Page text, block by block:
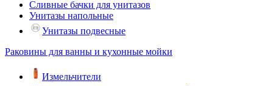
Сливные бачки для унитазов
Унитазы напольные
Унитазы подвесные
Раковины для ванны и кухонные мойки
Измельчители